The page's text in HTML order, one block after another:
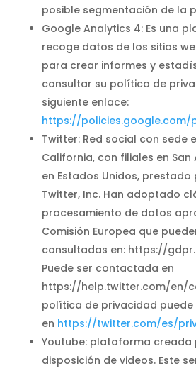
posible segmentación de la
Google Analytics 4: Es una
recoge datos de los sitios
para crear informes y
consultar su política de
siguiente enlace:
https://policies.google.com/
Twitter: Red social con sede
California, con filiales en San
en Estados Unidos,
Twitter, Inc. Han adoptado
procesamiento de datos
Comisión Europea que
consultadas en: https://
Puede ser contactada en
https://help.twitter.com/en/
política de privacidad puede
en https://twitter.com/es/
Youtube: plataforma creada
disposición de videos. Este